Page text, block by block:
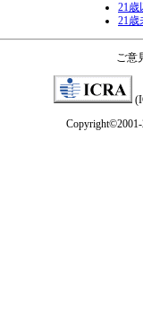
21歳
21歳
ご意